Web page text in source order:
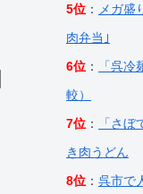
5位 ：
メガ盛
肉弁当｣
6位 ：
「呉
較）
7位 ：
「さ
き肉うどん
8位 ： 呉市で